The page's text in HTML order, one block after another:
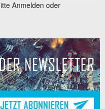
Anmelden oder